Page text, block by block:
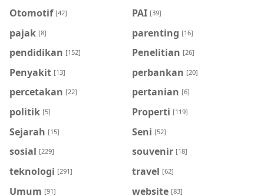
Otomotif [42] PAI [39]
pajak [8] parenting [16]
pendidikan [152] Penelitian [26]
Penyakit [13] perbankan [20]
percetakan [22] pertanian [6]
politik [5] Properti [119]
Sejarah [15] Seni [52]
sosial [229] souvenir [18]
teknologi [291] travel [62]
Umum [91] website [83]